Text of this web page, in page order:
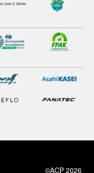
©ACP 2026